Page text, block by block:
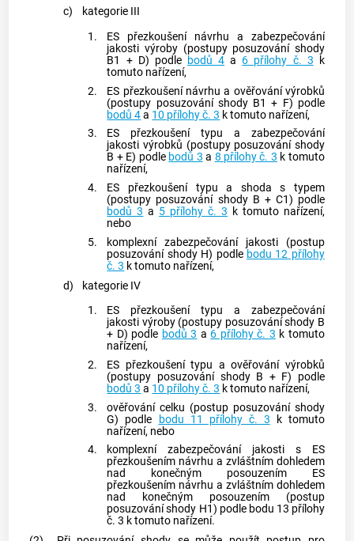
c)
kategorie III
1.
ES přezkoušení návrhu a zabezpečování
jakosti výroby (postupy posuzování shody
B1 + D) podle bodů 4 a 6 přílohy č. 3 k
tomuto nařízení,
2.
ES přezkoušení návrhu a ověřovánívýrobků
(postupy posuzování shody B1 + F) podle
bodů 4a 10 přílohy č. 3 k tomuto nařízení,
3.
ES přezkoušení typu a zabezpečování
jakostivýrobků (postupy posuzování shody
B + E) podle bodů 3 a 8 přílohy č. 3 k tomuto
nařízení,
4.
ES přezkoušení typu a shoda s typem
(postupy posuzování shody B + C1) podle
bodů 3 a 5 přílohy č. 3 k tomuto nařízení,
nebo
5.
komplexní zabezpečování jakosti (postup
posuzování shody H) podle bodu 12 přílohy
č. 3 k tomuto nařízení,
d)
kategorie IV
1.
ES přezkoušení typu a zabezpečování
jakosti výroby (postupy posuzování shody B
+ D) podle bodů 3 a 6 přílohy č. 3 k tomuto
nařízení,
2.
ES přezkoušení typu a ověřování výrobků
(postupy posuzování shody B + F) podle
bodů 3 a 10 přílohy č. 3 k tomuto nařízení,
3.
ověřování celku (postup posuzování shody
G) podle
bodu 11 přílohy č. 3 k tomuto
nařízení, nebo
4.
komplexní zabezpečování jakosti s ES
přezkoušením návrhu a zvláštním dohledem
nad konečným posouzením ES
přezkoušením návrhu a zvláštním dohledem
nad konečným posouzením (postup
posuzování shody H1) podle bodu 13 přílohy
č. 3 k tomuto nařízení.